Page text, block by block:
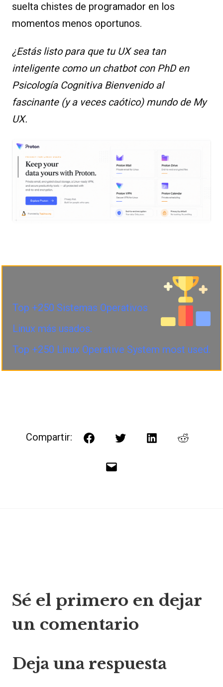
suelta chistes de programador en los
momentos menos oportunos.
¿Estás listo para que tu UX sea tan
inteligente como un chatbot con PhD en
Psicología Cognitiva Bienvenido al
fascinante (y a veces caótico) mundo de My
UX.
Top +250 Sistemas Operativos
Linux más usados.
Top +250 Linux Operative System most used.
Compartir: FacebookTwitterLinkedInReddit
Correo
de
Sé el primero en dejar
un comentario
Deja una respuesta